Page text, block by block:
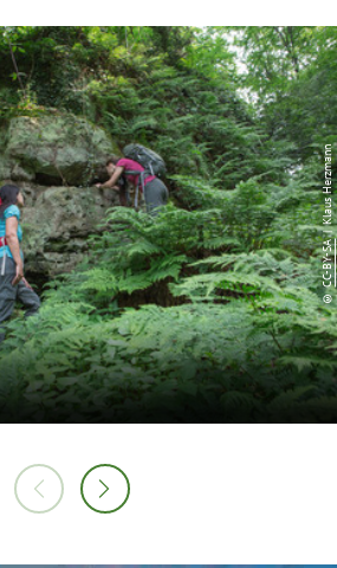
©
CC-BY-SA
| Klaus Herzmann